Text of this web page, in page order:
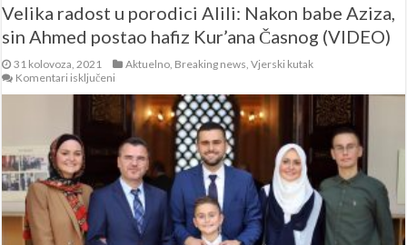
Velika radost u porodici Alili: Nakon babe Aziza,
sin Ahmed postao hafiz Kur’ana Časnog (VIDEO)
31 kolovoza, 2021 Aktuelno Breaking news ,Vjerski kutak
Komentari isključeni
radost
porodici
Alili:
Nakon
babe
Aziza,
sin
Ahmed
postao